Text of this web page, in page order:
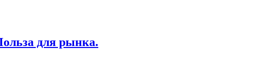
для рынка.